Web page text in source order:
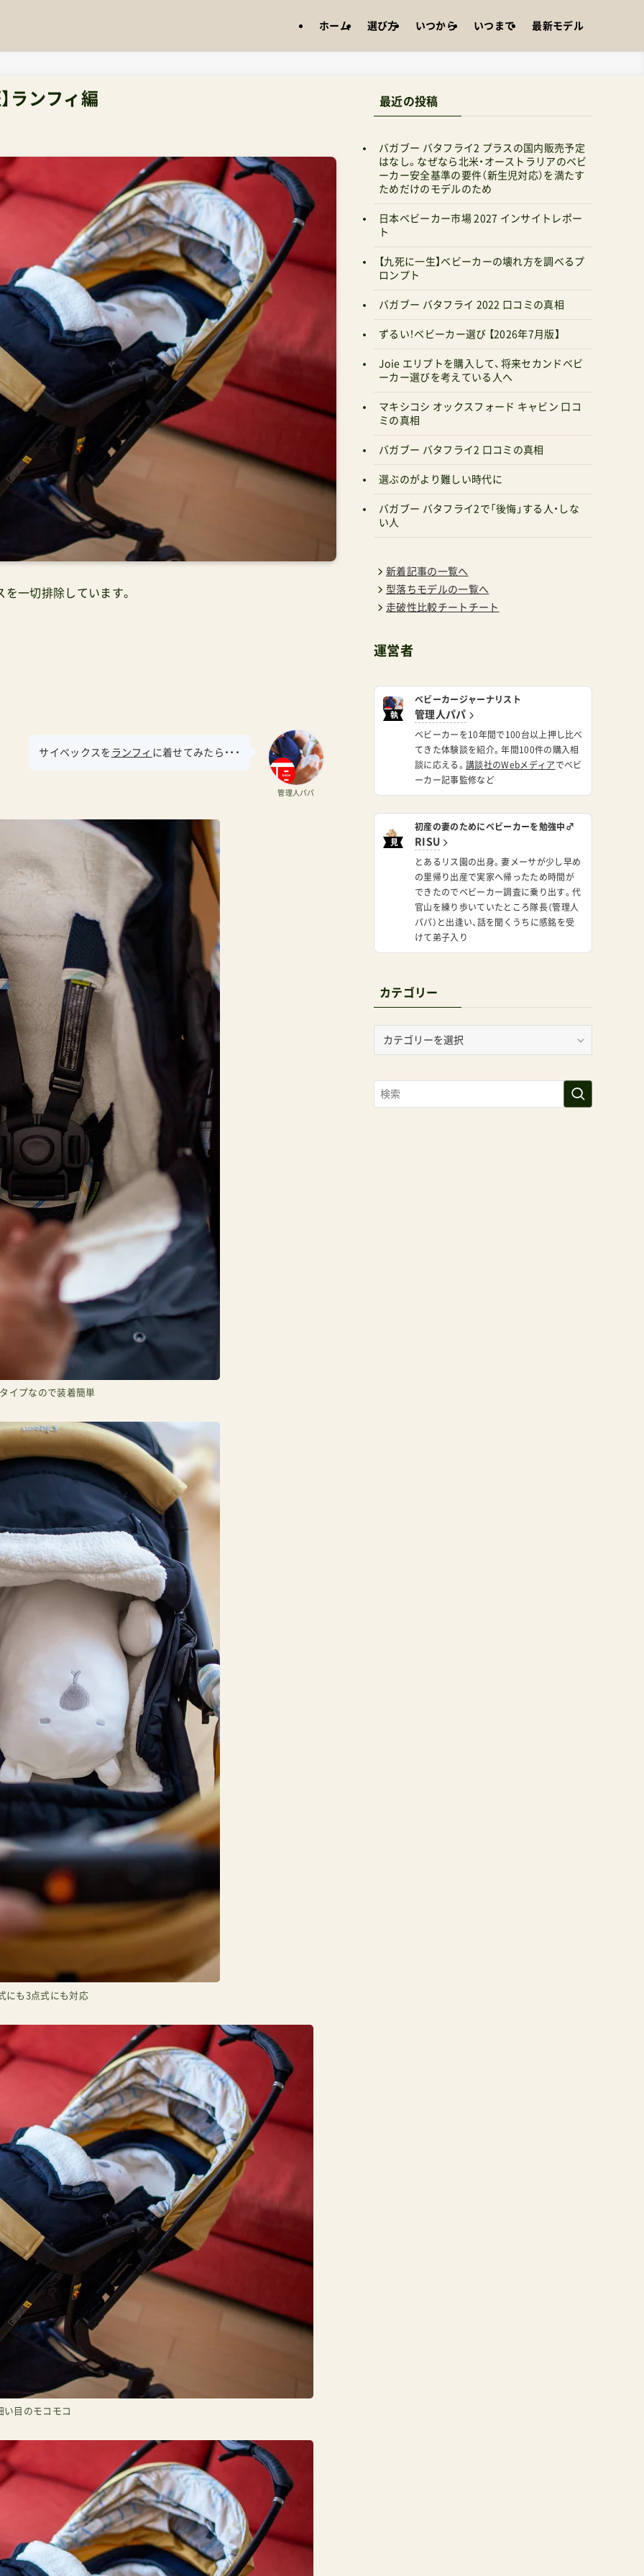
ホーム 選び方 いつから いつまで 最新モデル
ランフィ編
一切排除しています。
管理人パパ
サイベックスを ランフィ に着せてみたら・・・
イプなので装着簡単
にも3点式にも対応
い目のモコモコ
最近の投稿
バガブー バタフライ2 プラスの国内販売予定
はなし。なぜなら北米・オーストラリアのベビ
ーカー安全基準の要件（新生児対応）を満たす
ためだけのモデルのため
日本ベビーカー市場 2027 インサイトレポー
ト
【九死に一生】ベビーカーの壊れ方を調べるプ
ロンプト
バガブー バタフライ 2022 口コミの真相
ずるい！ベビーカー選び 【2026年7月版】
Joie エリプトを購入して、将来セカンドベビ
ーカー選びを考えている人へ
マキシコシ オックスフォード キャビン 口コ
ミの真相
バガブー バタフライ2 口コミの真相
選ぶのがより難しい時代に
バガブー バタフライ2で「後悔」する人・しな
い人
新着記事の一覧へ
型落ちモデルの一覧へ
走破性比較チートチート
運営者
執
ベビーカージャーナリスト
管理人パパ
ベビーカーを10年間で100台以上押し比べ
てきた体験談を紹介。年間100件の購入相
談に応える。講談社のWebメディア でベビ
ーカー記事監修など
見
初産の妻のためにベビーカーを勉強中♂
RISU
とあるリス園の出身。妻メーサが少し早め
の里帰り出産で実家へ帰ったため時間が
できたのでベビーカー調査に乗り出す。代
官山を練り歩いていたところ隊長（管理人
パパ）と出逢い、話を聞くうちに感銘を受
けて弟子入り
カテゴリー
リ
ー